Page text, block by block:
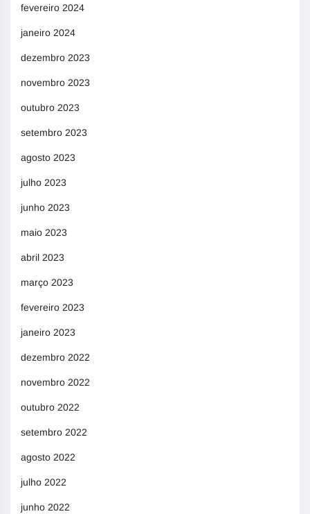
fevereiro 2024
janeiro 2024
dezembro 2023
novembro 2023
outubro 2023
setembro 2023
agosto 2023
julho 2023
junho 2023
maio 2023
abril 2023
março 2023
fevereiro 2023
janeiro 2023
dezembro 2022
novembro 2022
outubro 2022
setembro 2022
agosto 2022
julho 2022
junho 2022